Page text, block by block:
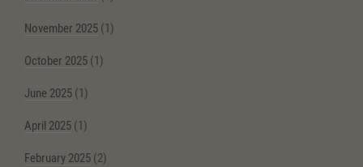
November 2025 (1)
October 2025 (1)
June 2025 (1)
April 2025 (1)
February 2025 (2)